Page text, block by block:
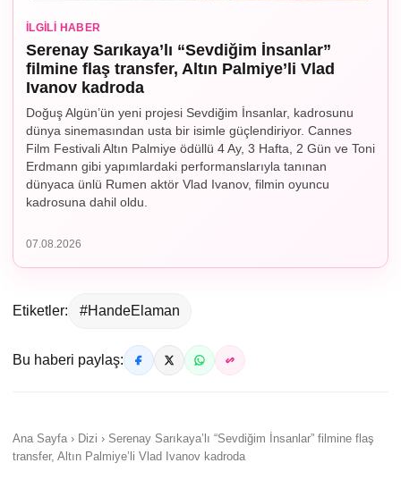
İLGILI HABER
Serenay Sarıkaya’lı “Sevdiğim İnsanlar”
filmine flaş transfer, Altın Palmiye’li Vlad
Ivanov kadroda
Doğuş Algün’ün yeni projesi Sevdiğim İnsanlar, kadrosunu
dünya sinemasından usta bir isimle güçlendiriyor. Cannes
Film Festivali Altın Palmiye ödüllü 4 Ay, 3 Hafta, 2 Gün ve Toni
Erdmann gibi yapımlardaki performanslarıyla tanınan
dünyaca ünlü Rumen aktör Vlad Ivanov, filmin oyuncu
kadrosuna dahil oldu.
07.08.2026
Etiketler: #HandeElaman
Bu haberi paylaş:
Ana Sayfa › Dizi › Serenay Sarıkaya’lı “Sevdiğim İnsanlar” filmine flaş
transfer, Altın Palmiye’li Vlad Ivanov kadroda